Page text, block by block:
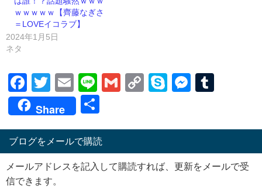
ｗｗｗｗｗ【齊藤なぎさ
＝LOVEイコラブ】
2024年1月5日
ネタ
Facebook
Twitter
EmailLineGmailCopySkype
Share
ブログをメールで購読
メールアドレスを記入して購読すれば、更新をメールで受
信できます。